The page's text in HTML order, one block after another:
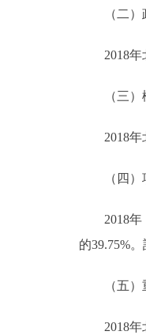
（二）政
2018年北
（三）機
2018年北
（四）項
2018年，
的39.75%
（五）重
2018年北